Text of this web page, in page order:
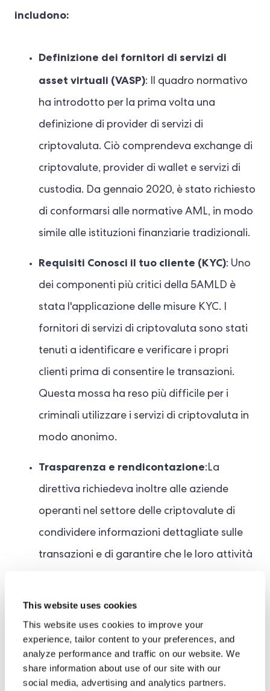
This website uses cookies
This website uses cookies to improve your
experience, tailor content to your preferences, and
analyze performance and traffic on our website. We
share information about use of our site with our
social media, advertising and analytics partners.
includono:
Definizione dei fornitori di servizi di
asset virtuali (VASP): Il quadro normativo
ha introdotto per la prima volta una
definizione di provider di servizi di
criptovaluta. Ciò comprendeva exchange di
criptovalute, provider di wallet e servizi di
custodia. Da gennaio 2020, è stato richiesto
di conformarsi alle normative AML, in modo
simile alle istituzioni finanziarie tradizionali.
Requisiti Conosci il tuo cliente (KYC): Uno
dei componenti più critici della 5AMLD è
stata l'applicazione delle misure KYC. I
fornitori di servizi di criptovaluta sono stati
tenuti a identificare e verificare i propri
clienti prima di consentire le transazioni.
Questa mossa ha reso più difficile per i
criminali utilizzare i servizi di criptovaluta in
modo anonimo.
Trasparenza e rendicontazione:La
direttiva richiedeva inoltre alle aziende
operanti nel settore delle criptovalute di
condividere informazioni dettagliate sulle
transazioni e di garantire che le loro attività
attività illecite.
Ciò ha segnato un momento cruciale nella